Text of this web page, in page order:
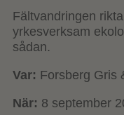
Fältvandringen
yrkesverksam
sådan.
Var: Forsberg Gris
När: 8 september